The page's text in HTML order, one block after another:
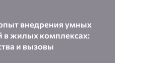
внедрения умных
в жилых комплексах:
и вызовы